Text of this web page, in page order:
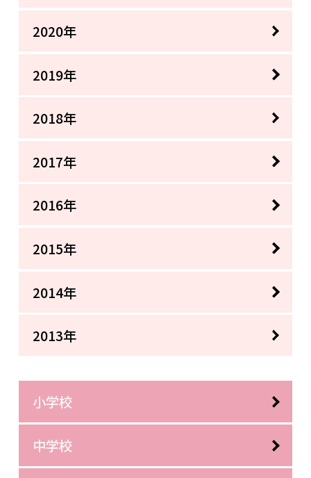
2020年
2019年
2018年
2017年
2016年
2015年
2014年
2013年
小学校
中学校